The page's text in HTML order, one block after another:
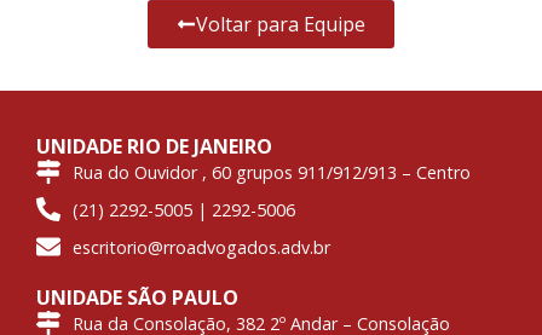
Voltar para Equipe
UNIDADE RIO DE JANEIRO
Rua do Ouvidor , 60 grupos 911/912/913 – Centro
(21) 2292-5005 | 2292-5006
escritorio@rroadvogados.adv.br
UNIDADE SÃO PAULO
Rua da Consolação, 382 2º Andar – Consolação